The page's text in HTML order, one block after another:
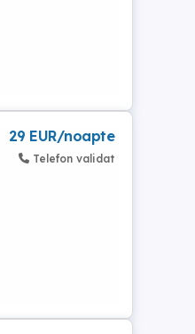
29 EUR/noapte
Telefon validat